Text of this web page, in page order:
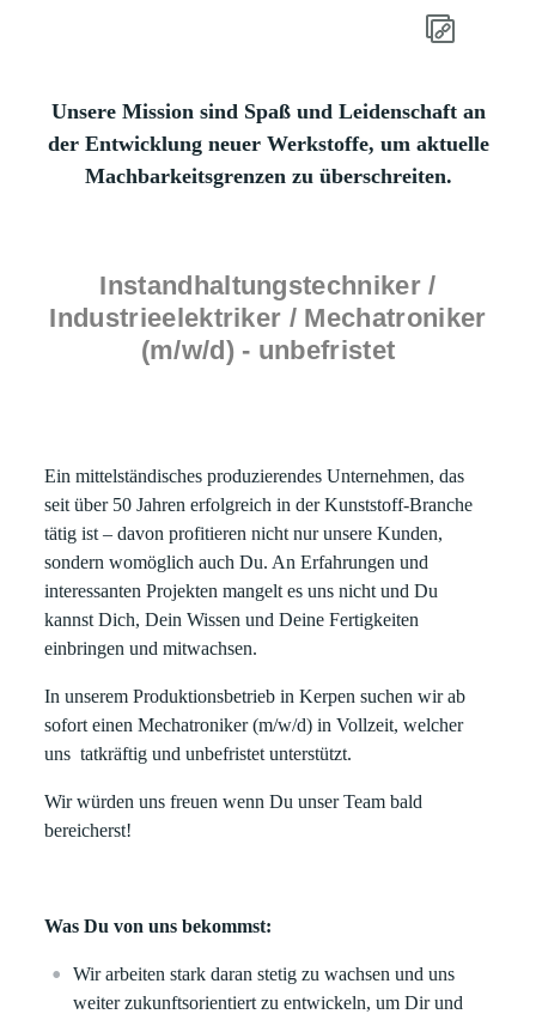
Unsere Mission sind Spaß und Leidenschaft an
der Entwicklung neuer Werkstoffe, um aktuelle
Machbarkeitsgrenzen zu überschreiten.
Instandhaltungstechniker /
Industrieelektriker / Mechatroniker
(m/w/d) - unbefristet
Ein mittelständisches produzierendes Unternehmen, das
seit über 50 Jahren erfolgreich in der Kunststoff-Branche
tätig ist – davon profitieren nicht nur unsere Kunden,
sondern womöglich auch Du. An Erfahrungen und
interessanten Projekten mangelt es uns nicht und Du
kannst Dich, Dein Wissen und Deine Fertigkeiten
einbringen und mitwachsen.
In unserem Produktionsbetrieb in Kerpen suchen wir ab
sofort einen Mechatroniker (m/w/d) in Vollzeit, welcher
uns tatkräftig und unbefristet unterstützt.
Wir würden uns freuen wenn Du unser Team bald
bereicherst!
Was Du von uns bekommst:
Wir arbeiten stark daran stetig zu wachsen und uns
weiter zukunftsorientiert zu entwickeln, um Dir und